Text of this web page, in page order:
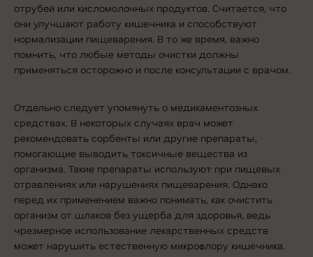
отрубей или кисломолочных продуктов. Считается, что
они улучшают работу кишечника и способствуют
нормализации пищеварения. В то же время, важно
помнить, что любые методы очистки должны
применяться осторожно и после консультации с врачом.
Отдельно следует упомянуть о медикаментозных
средствах. В некоторых случаях врач может
рекомендовать сорбенты или другие препараты,
помогающие выводить токсичные вещества из
организма. Такие препараты используют при пищевых
отравлениях или нарушениях пищеварения. Однако
перед их применением важно понимать, как очистить
организм от шлаков без ущерба для здоровья, ведь
чрезмерное использование лекарственных средств
может нарушить естественную микрофлору кишечника.